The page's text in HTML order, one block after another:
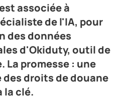
associée à
de l'IA, pour
des données
d'Okiduty, outil de
promesse : une
droits de douane
la clé.